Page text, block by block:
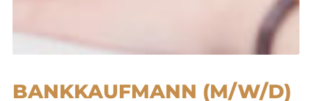
BANKKAUFMANN (M/W/D)